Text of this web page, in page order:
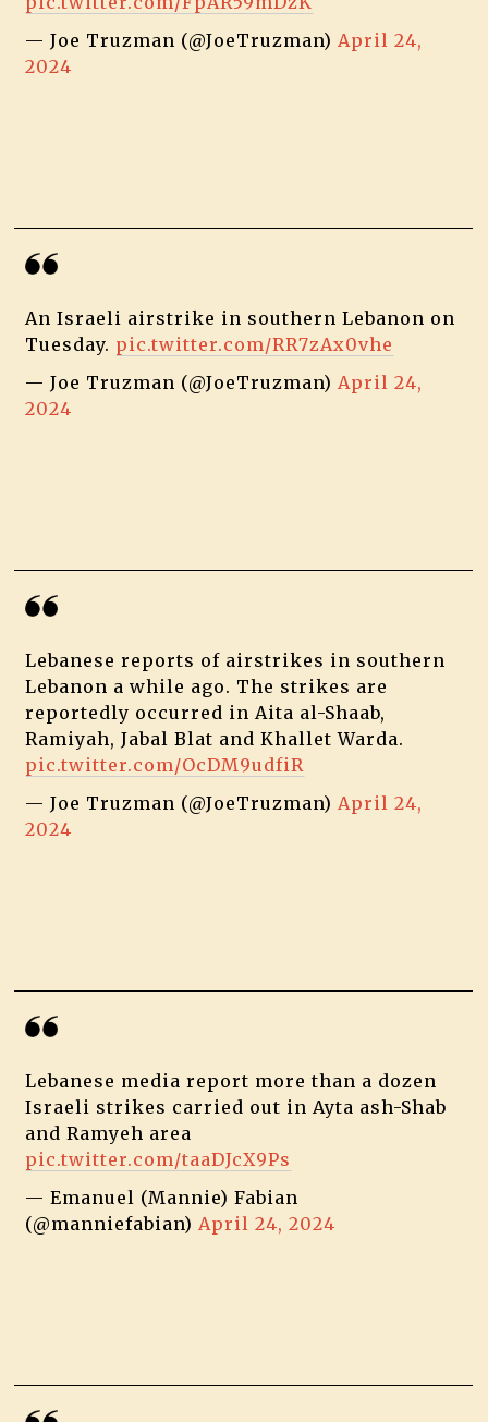
— Joe Truzman (@JoeTruzman) April 24,
2024
An Israeli airstrike in southern Lebanon on
Tuesday. pic.twitter.com/RR7zAx0vhe
— Joe Truzman (@JoeTruzman) April 24,
2024
Lebanese reports of airstrikes in southern
Lebanon a while ago. The strikes are
reportedly occurred in Aita al-Shaab,
Ramiyah, Jabal Blat and Khallet Warda.
pic.twitter.com/OcDM9udfiR
— Joe Truzman (@JoeTruzman) April 24,
2024
Lebanese media report more than a dozen
Israeli strikes carried out in Ayta ash-Shab
and Ramyeh area
pic.twitter.com/taaDJcX9Ps
— Emanuel (Mannie) Fabian
(@manniefabian) April 24, 2024